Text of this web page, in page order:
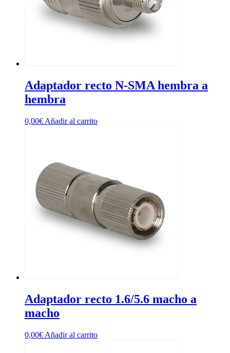
Adaptador recto N-SMA hembra a
hembra
0,00€ Añadir al carrito
Adaptador recto 1.6/5.6 macho a
macho
0,00€ Añadir al carrito